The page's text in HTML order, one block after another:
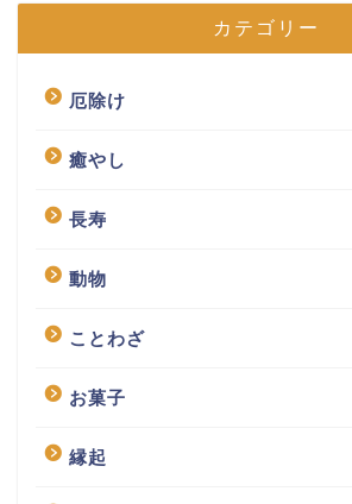
カテゴリー
厄除け
癒やし
長寿
動物
ことわざ
お菓子
縁起